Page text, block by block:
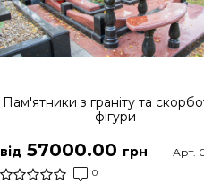
Пам'ятники з граніту та
фігури
від 57000.00 грн
0
Арт.